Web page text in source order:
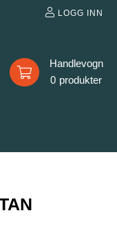
LOGG INN
0